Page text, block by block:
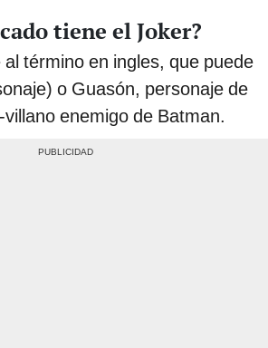
tiene el Joker?
término en ingles, que puede
o Guasón, personaje de
enemigo de Batman.